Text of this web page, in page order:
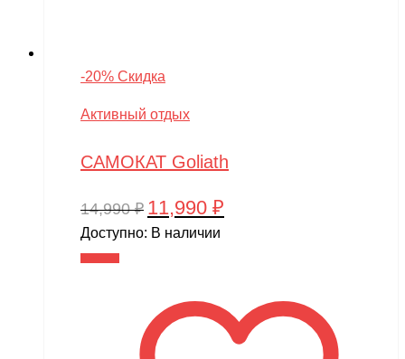
-20% Скидка
Активный отдых
САМОКАТ Goliath
14,990₽ Первоначальная
цена
11,990 ₽
Доступно: В наличии